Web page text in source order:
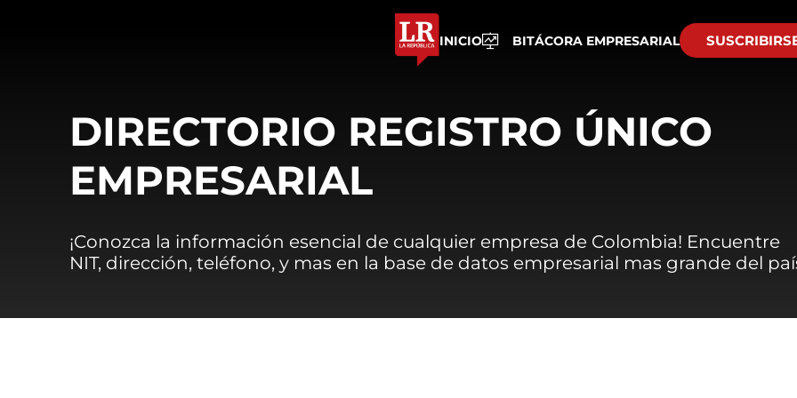
INICIO BITÁCORA EMPRESARIAL
DIRECTORIO REGISTRO ÚNICO
EMPRESARIAL
¡Conozca la información esencial de cualquier empresa de Colombia! Encuentre
NIT, dirección, teléfono, y mas en la base de datos empresarial mas grande del